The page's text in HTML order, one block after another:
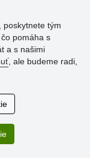
pán, že
na poštu....
poskytnete tým
pomáha s
a s našimi
, ale budeme radi,